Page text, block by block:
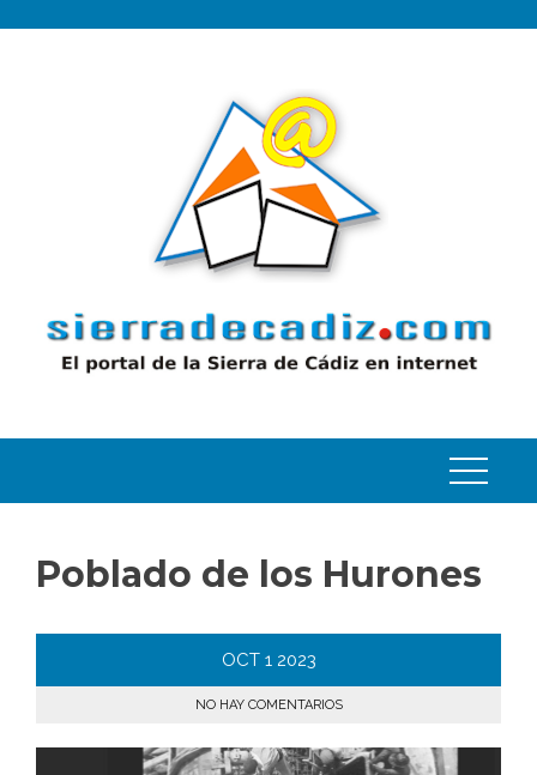
Poblado de los Hurones
OCT 1 2023
NO HAY COMENTARIOS